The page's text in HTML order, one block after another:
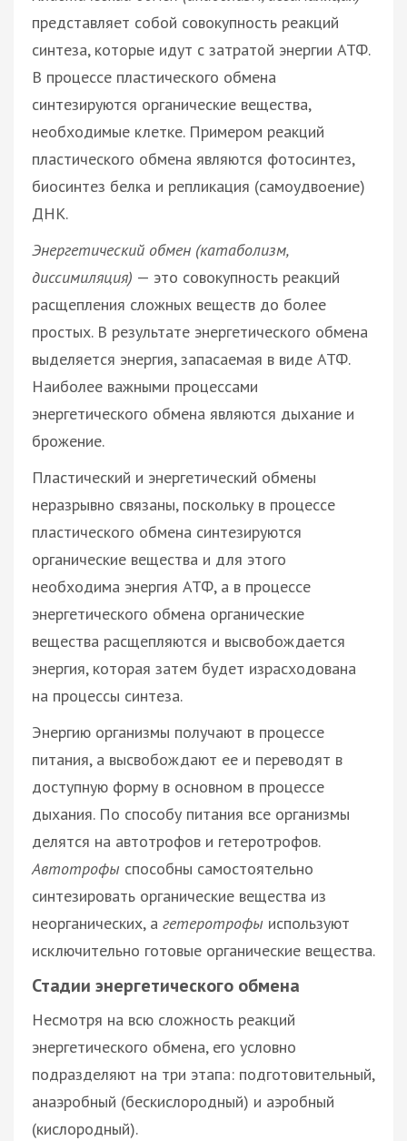
представляет собой совокупность реакций
синтеза, которые идут с затратой энергии АТФ.
В процессе пластического обмена
синтезируются органические вещества,
необходимые клетке. Примером реакций
пластического обмена являются фотосинтез,
биосинтез белка и репликация (самоудвоение)
ДНК.
Энергетический обмен (катаболизм,
диссимиляция) — это совокупность реакций
расщепления сложных веществ до более
простых. В результате энергетического обмена
выделяется энергия, запасаемая в виде АТФ.
Наиболее важными процессами
энергетического обмена являются дыхание и
брожение.
Пластический и энергетический обмены
неразрывно связаны, поскольку в процессе
пластического обмена синтезируются
органические вещества и для этого
необходима энергия АТФ, а в процессе
энергетического обмена органические
вещества расщепляются и высвобождается
энергия, которая затем будет израсходована
на процессы синтеза.
Энергию организмы получают в процессе
питания, а высвобождают ее и переводят в
доступную форму в основном в процессе
дыхания. По способу питания все организмы
делятся на автотрофов и гетеротрофов.
Автотрофы способны самостоятельно
синтезировать органические вещества из
неорганических, а гетеротрофы используют
исключительно готовые органические вещества.
Стадии энергетического обмена
Несмотря на всю сложность реакций
энергетического обмена, его условно
подразделяют на три этапа: подготовительный,
анаэробный (бескислородный) и аэробный
(кислородный).